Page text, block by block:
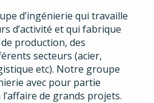
d’ingénierie qui travaille
d’activité et qui fabrique
production, des
secteurs (acier,
etc). Notre groupe
avec pour partie
de grands projets.